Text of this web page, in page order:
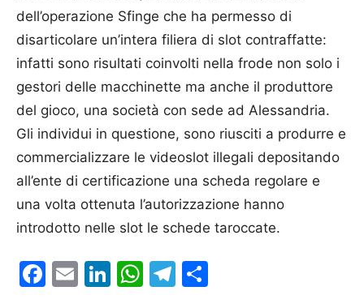
dell’operazione Sfinge che ha permesso di
disarticolare un’intera filiera di slot contraffatte:
infatti sono risultati coinvolti nella frode non solo i
gestori delle macchinette ma anche il produttore
del gioco, una società con sede ad Alessandria.
Gli individui in questione, sono riusciti a produrre e
commercializzare le videoslot illegali depositando
all’ente di certificazione una scheda regolare e
una volta ottenuta l’autorizzazione hanno
introdotto nelle slot le schede taroccate.
Facebook
EmailLinkedIn
WhatsApp
Telegram